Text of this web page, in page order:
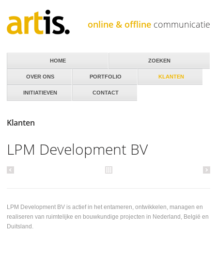
online & offline communicatie
Klanten
LPM Development BV
LPM Development BV is actief in het entameren, ontwikkelen, managen en
realiseren van ruimtelijke en bouwkundige projecten in Nederland, België en
Duitsland.
HOME
OVER ONS PORTFOLIO KLANTEN
INITIATIEVEN CONTACT
ZOEKEN